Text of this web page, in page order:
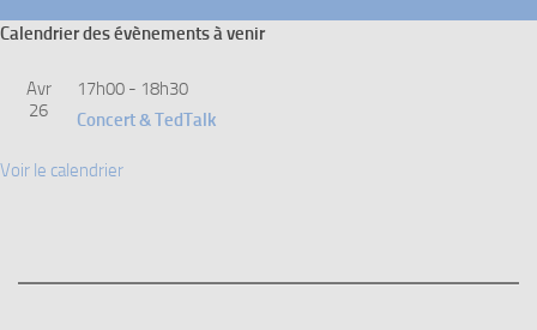
Calendrier des évènements à venir
Avr
26
17h00 - 18h30
Concert & TedTalk
Voir le calendrier